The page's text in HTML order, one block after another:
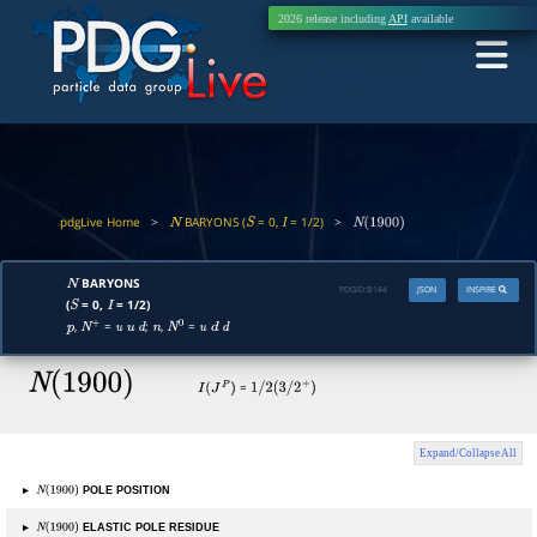
2026 release including APIavailable
pdgLive Home > NBARYONS (S= 0, I= 1/2) > N(1900)
NBARYONS
(S= 0,I= 1/2)
p, N+ = u u d; n,N0 = u d d
INSPIRE
JSON
PDGID: B144
N(1900) I(JP) = 1/2(3/2+)
Expand/Collapse All
▸
N(1900)
POLE POSITION
▸
N(1900)
ELASTIC POLE RESIDUE